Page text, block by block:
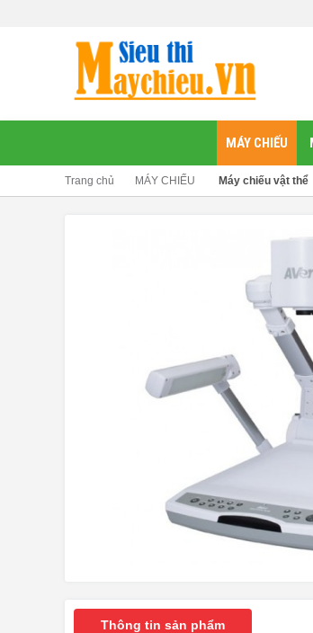
MÁY CHIẾU
Trang chủ MÁY CHIẾU Máy chiếu vật thể
Thông tin sản phẩm